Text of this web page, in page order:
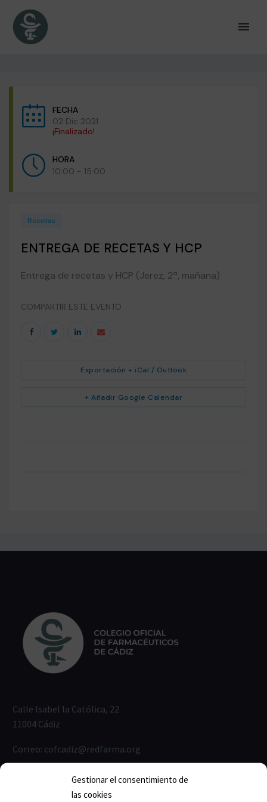
Gestionar el consentimiento de
las cookies
FECHA
02 Dic 2021
¡Finalizado!
HORA
10:00 - 15:00
Recetas
ENTREGA DE RECETAS Y HCP
Entrega de recetas y HCP (Jerez, 2ª, mañana)
COMPARTIR ESTE EVENTO
+ Añadir Google Calendar
Exportación + iCal / Outlook
Calle Isabel la Católica, 22
11004 Cádiz
Correo: cofcadiz@redfarma.org
956 211 811